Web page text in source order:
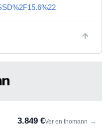
3.849 €Ver en thomann →